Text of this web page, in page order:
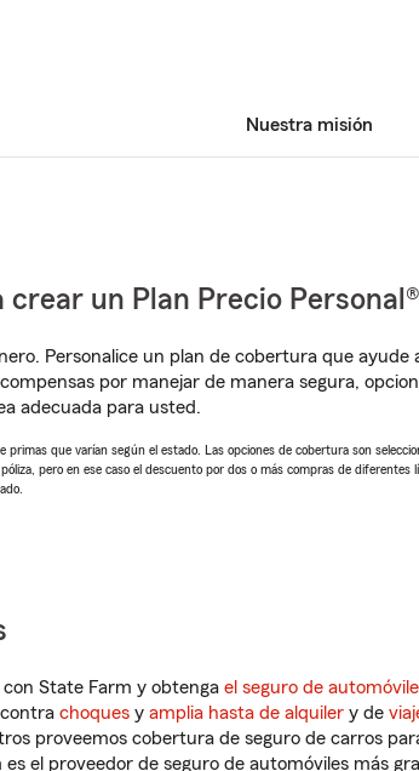
Nuestra misión
un Plan Precio Personal®
Personalice un plan de cobertura que
por manejar de manera segura,
adecuada para usted.
primas que varían según el estado. Las opciones de cobertura son
pero en ese caso el descuento por dos o más compras de
State Farm y obtenga el seguro de
contra choques y amplia hasta de alquiler y de
proveemos cobertura de seguro de carros
el proveedor de seguro de automóviles más